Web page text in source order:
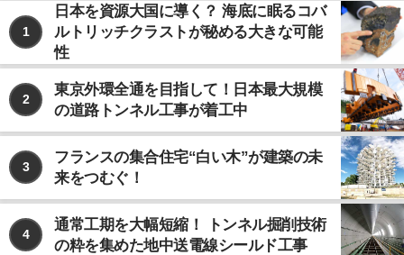
1
日本を資源大国に導く？ 海底に眠るコバ
ルトリッチクラストが秘める大きな可能
性
2
東京外環全通を目指して！日本最大規模
の道路トンネル工事が着工中
3
フランスの集合住宅“白い木”が建築の未
来をつむぐ！
4
通常工期を大幅短縮！ トンネル掘削技術
の粋を集めた地中送電線シールド工事